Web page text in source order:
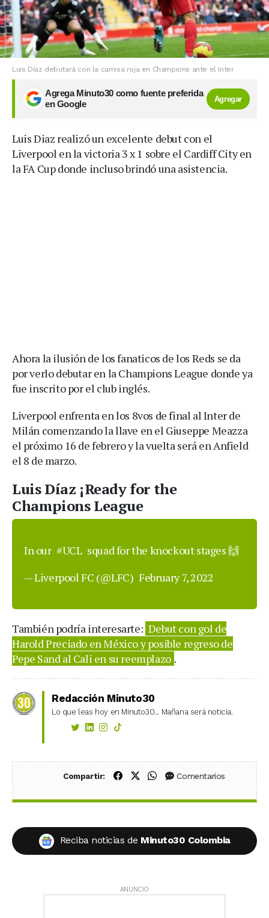
Luis Díaz debutará con la camisa roja en Champions ante el Inter
Agrega Minuto30 como fuente preferida
en Google
Agregar
Luis Diaz realizó un excelente debut con el
Liverpool en la victoria 3 x 1 sobre el Cardiff City en
la FA Cup donde incluso brindó una asistencia.
Ahora la ilusión de los fanaticos de los Reds se da
por verlo debutar en la Champions League donde ya
fue inscrito por el club inglés.
Liverpool enfrenta en los 8vos de final al Inter de
Milán comenzando la llave en el Giuseppe Meazza
el próximo 16 de febrero y la vuelta será en Anfield
el 8 de marzo.
Luis Díaz ¡Ready for the
Champions League
In our #UCL squad for the knockout stages 🙌
— Liverpool FC (@LFC) February 7, 2022
También podría interesarte: Debut con gol de
Harold Preciado en México y posible regreso de
Pepe Sand al Cali en su reemplazo .
Redacción Minuto30
Lo que leas hoy en Minuto30... Mañana será noticia.
Compartir: Compartir en Facebook
Compartir en X (Twitter)
Compartir en WhatsApp
Comentarios
Reciba noticias de Minuto30 Colombia
ANUNCIO